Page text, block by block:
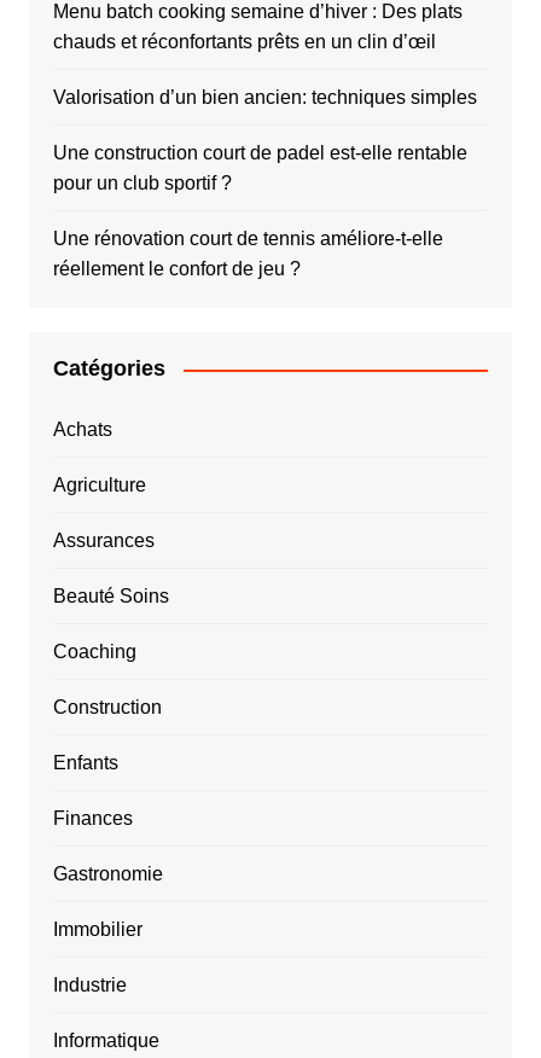
Menu batch cooking semaine d’hiver : Des plats
chauds et réconfortants prêts en un clin d’œil
Valorisation d’un bien ancien: techniques simples
Une construction court de padel est-elle rentable
pour un club sportif ?
Une rénovation court de tennis améliore-t-elle
réellement le confort de jeu ?
Catégories
Achats
Agriculture
Assurances
Beauté Soins
Coaching
Construction
Enfants
Finances
Gastronomie
Immobilier
Industrie
Informatique